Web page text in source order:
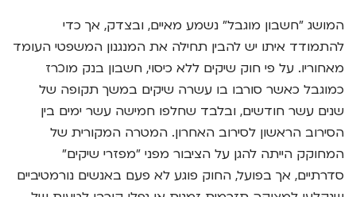
המושג "חשבון מוגבל" נשמע מאיים, ובצדק, אך כדי
להתמודד איתו יש להבין תחילה את המנגנון המשפטי העומד
מאחוריו. על פי חוק שיקים ללא כיסוי, חשבון בנק מוכרז
כמוגבל כאשר סורבו בו עשרה שיקים במשך תקופה של
שנים עשר חודשים, ובלבד שחלפו חמישה עשר ימים בין
הסירוב הראשון לסירוב האחרון. המטרה המקורית של
המחוקק הייתה להגן על הציבור מפני "מפזרי שיקים"
סדרתיים, אך בפועל, החוק פוגע לא פעם באנשים נורמטיביים